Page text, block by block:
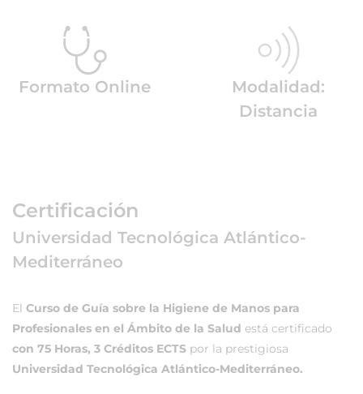
Formato Online
Modalidad:
Distancia
Certificación
Universidad Tecnológica Atlántico-
Mediterráneo
El Curso de Guía sobre la Higiene de Manos para
Profesionales en el Ámbito de la Salud está certificado
con 75 Horas, 3 Créditos ECTS por la prestigiosa
Universidad Tecnológica Atlántico-Mediterráneo.